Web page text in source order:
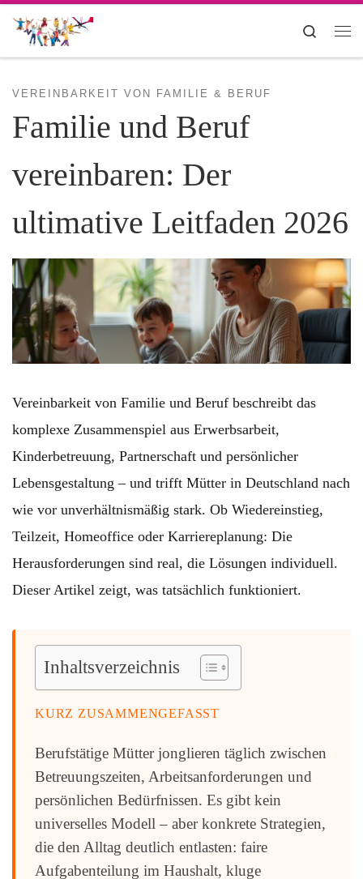
Zum Inhalt springen
Search
VEREINBARKEIT VON FAMILIE & BERUF
Familie und Beruf
vereinbaren: Der
ultimative Leitfaden 2026
Vereinbarkeit von Familie und Beruf beschreibt das
komplexe Zusammenspiel aus Erwerbsarbeit,
Kinderbetreuung, Partnerschaft und persönlicher
Lebensgestaltung – und trifft Mütter in Deutschland nach
wie vor unverhältnismäßig stark. Ob Wiedereinstieg,
Teilzeit, Homeoffice oder Karriereplanung: Die
Herausforderungen sind real, die Lösungen individuell.
Dieser Artikel zeigt, was tatsächlich funktioniert.
Inhaltsverzeichnis
KURZ ZUSAMMENGEFASST
Berufstätige Mütter jonglieren täglich zwischen
Betreuungszeiten, Arbeitsanforderungen und
persönlichen Bedürfnissen. Es gibt kein
universelles Modell – aber konkrete Strategien,
die den Alltag deutlich entlasten: faire
Aufgabenteilung im Haushalt, kluge